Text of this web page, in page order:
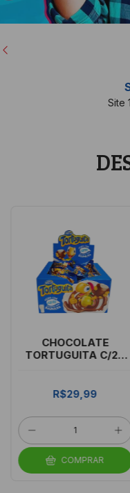
Site
CHOCOLATE
TORTUGUITA C/24
R$29,99
COMPRAR